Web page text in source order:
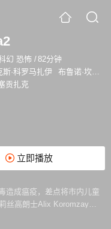
幻 恐怖 /82分钟
斯·科罗马扎伊
布鲁诺·坎波斯
贡扎克
立即播放
造成瘟疫，差点将市内儿童
丝高朗士Alix Koromzay
研制一种取名「犹太」的